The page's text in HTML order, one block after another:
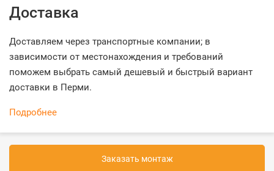
Доставка
Доставляем через транспортные компании; в
зависимости от местонахождения и требований
поможем выбрать самый дешевый и быстрый вариант
доставки в Перми.
Подробнее
Заказать монтаж